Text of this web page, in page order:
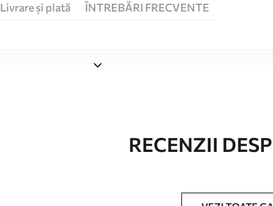
Livrare și plată ÎNTREBĂRI FRECVENTE
RECENZII